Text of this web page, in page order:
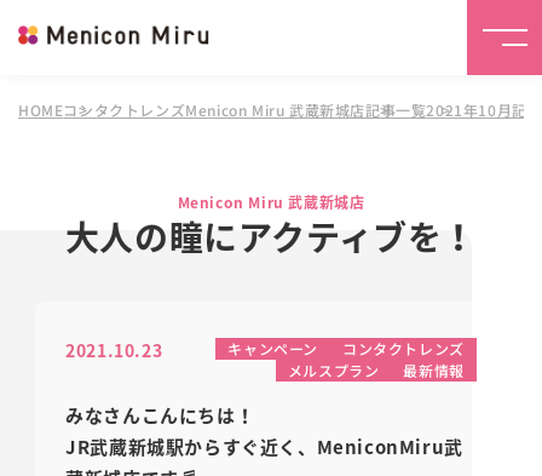
HOMEコンタクトレンズMenicon Miru 武蔵新城店記事一覧2021年10月記
Menicon Miru 武蔵新城店
大人の瞳にアクティブを！
2021.10.23 キャンペーン
コンタクトレンズ
メルスプラン
最新情報
みなさんこんにちは！
JR武蔵新城駅からすぐ近く、MeniconMiru武